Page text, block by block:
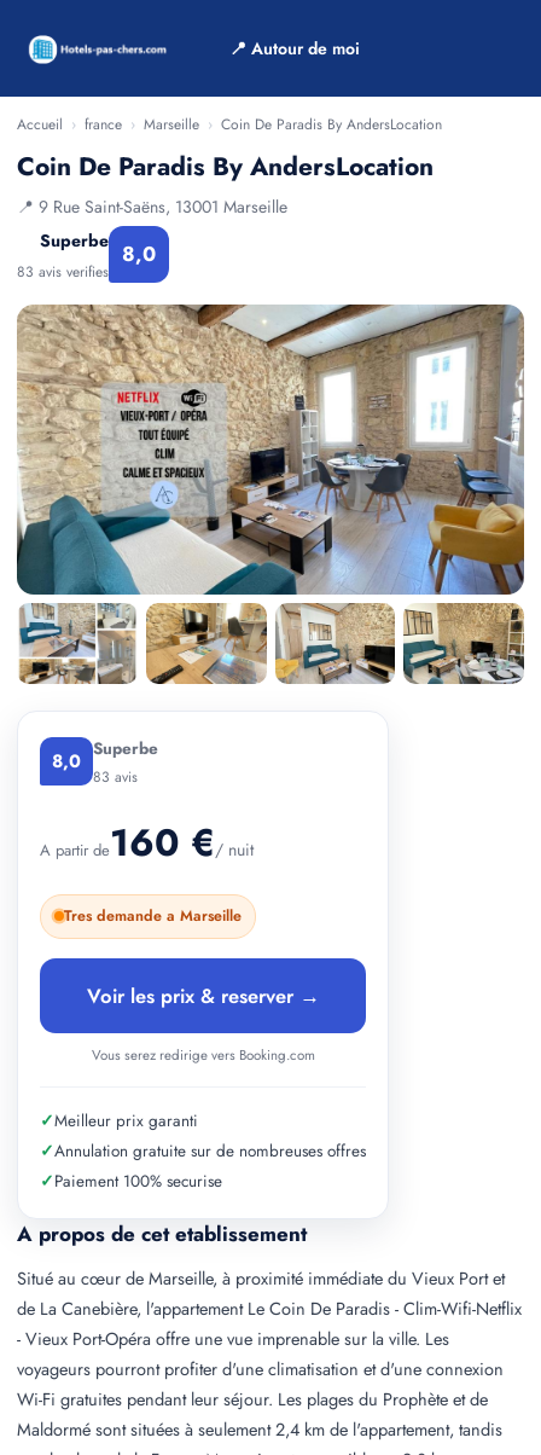
📍 Autour de moi
Accueil › france › Marseille › Coin De Paradis By AndersLocation
Coin De Paradis By AndersLocation
📍 9 Rue Saint-Saëns, 13001 Marseille
Superbe
83 avis verifies
8,0
A propos de cet etablissement
Situé au cœur de Marseille, à proximité immédiate du Vieux Port et
de La Canebière, l'appartement Le Coin De Paradis - Clim-Wifi-Netflix
- Vieux Port-Opéra offre une vue imprenable sur la ville. Les
voyageurs pourront profiter d'une climatisation et d'une connexion
Wi-Fi gratuites pendant leur séjour. Les plages du Prophète et de
Maldormé sont situées à seulement 2,4 km de l'appartement, tandis
8,0 Superbe
83 avis
A partir de160 €/ nuit
Tres demande a Marseille
Voir les prix & reserver →
Vous serez redirige vers Booking.com
✓Meilleur prix garanti
✓Annulation gratuite sur de nombreuses offres
✓Paiement 100% securise